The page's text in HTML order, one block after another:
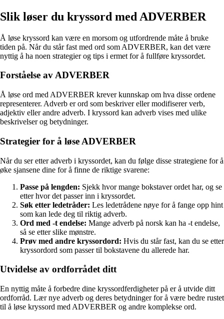
Slik løser du kryssord med ADVERBER
Å løse kryssord kan være en morsom og utfordrende måte å bruke
tiden på. Når du står fast med ord som ADVERBER, kan det være
nyttig å ha noen strategier og tips i ermet for å fullføre kryssordet.
Forståelse av ADVERBER
Å løse ord med ADVERBER krever kunnskap om hva disse ordene
representerer. Adverb er ord som beskriver eller modifiserer verb,
adjektiv eller andre adverb. I kryssord kan adverb vises med ulike
beskrivelser og betydninger.
Strategier for å løse ADVERBER
Når du ser etter adverb i kryssordet, kan du følge disse strategiene for å
øke sjansene dine for å finne de riktige svarene:
Passe på lengden: Sjekk hvor mange bokstaver ordet har, og se
etter hvor det passer inn i kryssordet.
Søk etter ledetråder: Les ledetrådene nøye for å fange opp hint
som kan lede deg til riktig adverb.
Ord med -t endelse: Mange adverb på norsk kan ha -t endelse,
så se etter slike mønstre.
Prøv med andre kryssordord: Hvis du står fast, kan du se etter
kryssordord som passer til bokstavene du allerede har.
Utvidelse av ordforrådet ditt
En nyttig måte å forbedre dine kryssordferdigheter på er å utvide ditt
ordforråd. Lær nye adverb og deres betydninger for å være bedre rustet
til å løse kryssord med ADVERBER og andre komplekse ord.